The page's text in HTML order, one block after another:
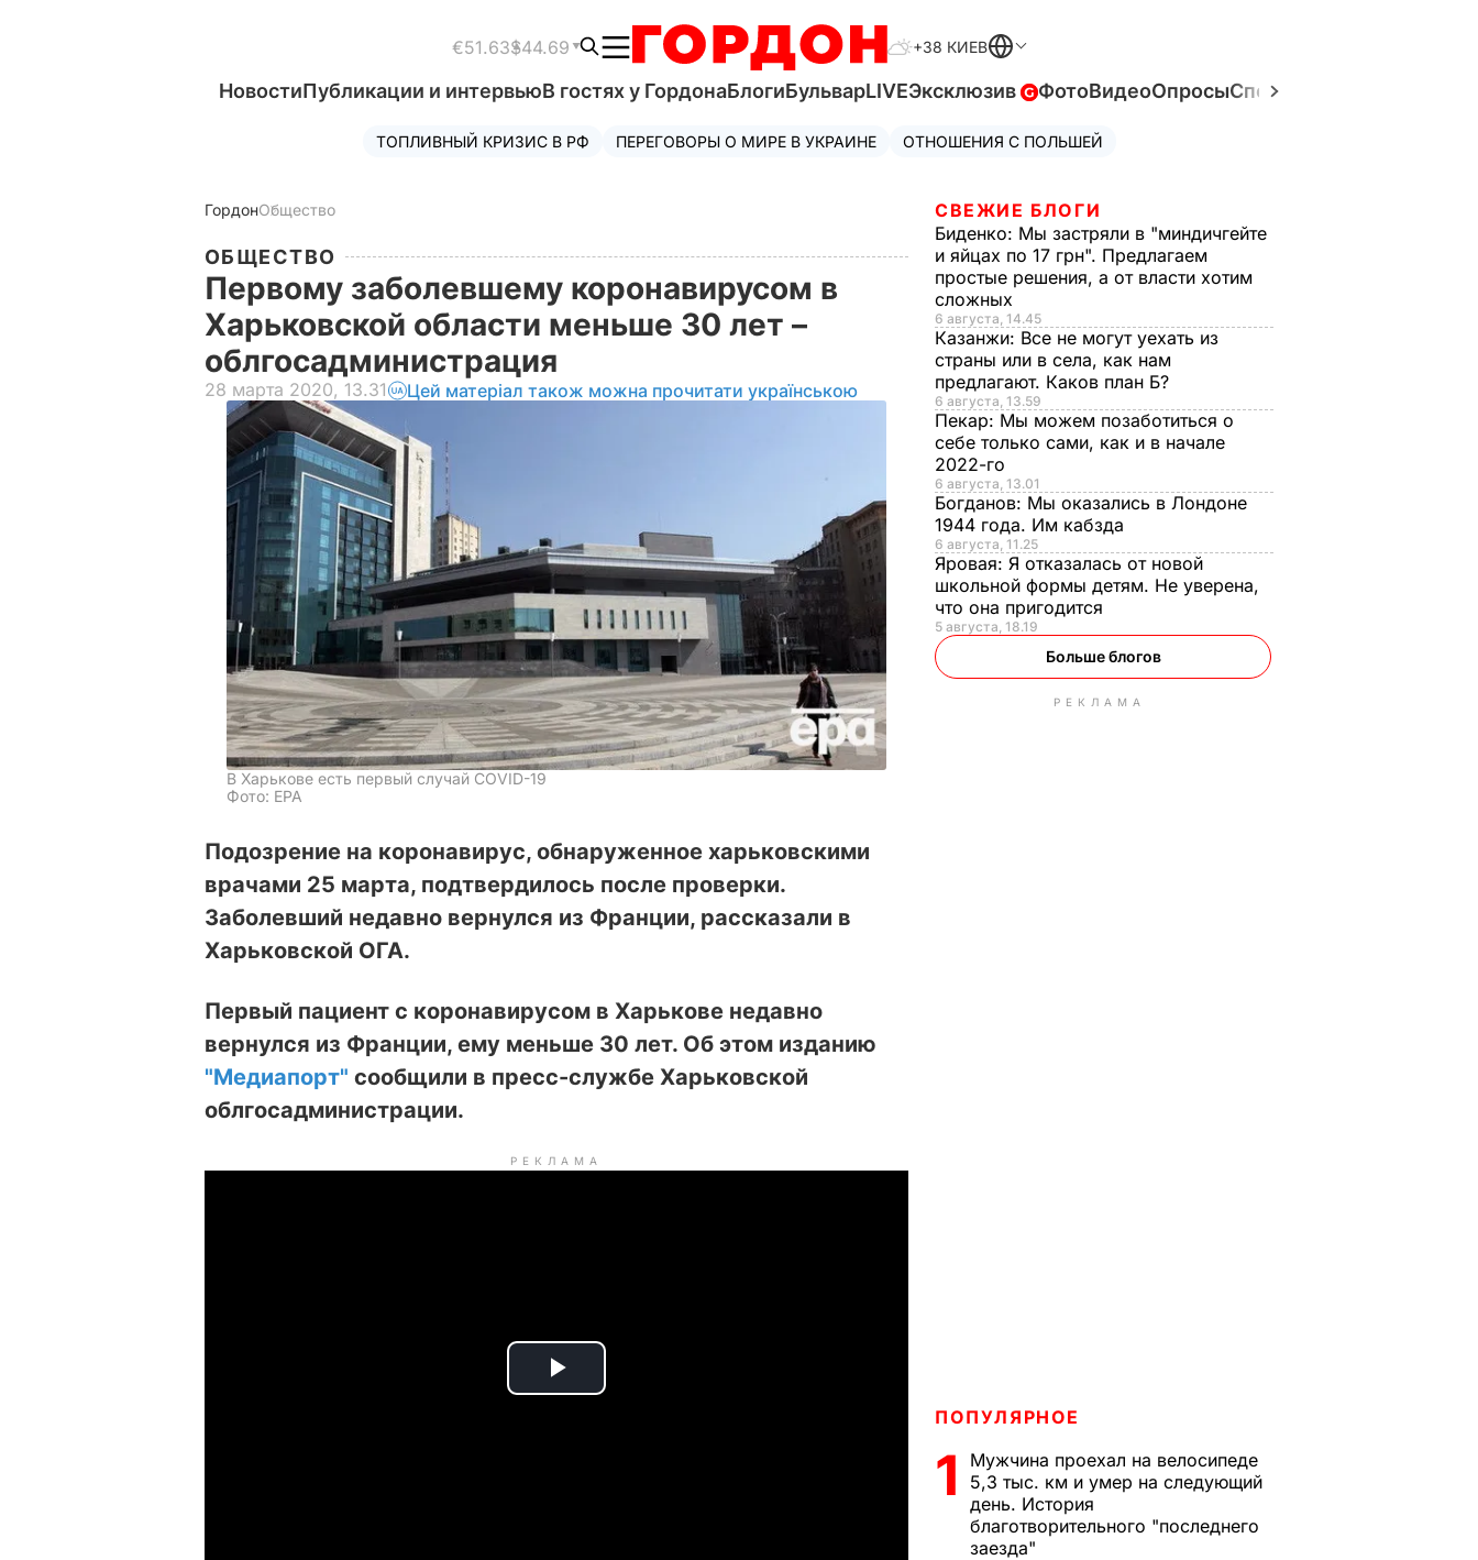
€51.63$44.69 +38 КИЕВ
НовостиПубликации и интервьюВ гостях у ГордонаБлогиБульварLIVEЭксклюзив ФотоВидеоОпросыСпецпроекты
ТОПЛИВНЫЙ КРИЗИС В РФ ПЕРЕГОВОРЫ О МИРЕ В УКРАИНЕ ОТНОШЕНИЯ С ПОЛЬШЕЙ
ГордонОбщество
ОБЩЕСТВО
Первому заболевшему коронавирусом в
Харьковской области меньше 30 лет –
облгосадминистрация
28 марта 2020, 13.31 Цей матеріал також можна прочитати українською
В Харькове есть первый случай COVID-19
Фото: ЕРА
Подозрение на коронавирус, обнаруженное харьковскими
врачами 25 марта, подтвердилось после проверки.
Заболевший недавно вернулся из Франции, рассказали в
Харьковской ОГА.
Первый пациент с коронавирусом в Харькове недавно
вернулся из Франции, ему меньше 30 лет. Об этом изданию
"Медиапорт" сообщили в пресс-службе Харьковской
облгосадминистрации.
РЕКЛАМА
P
СВЕЖИЕ БЛОГИ
Биденко: Мы застряли в "миндичгейте
и яйцах по 17 грн". Предлагаем
простые решения, а от власти хотим
сложных
6 августа, 14.45
Казанжи: Все не могут уехать из
страны или в села, как нам
предлагают. Каков план Б?
6 августа, 13.59
Пекар: Мы можем позаботиться о
себе только сами, как и в начале
2022-го
6 августа, 13.01
Богданов: Мы оказались в Лондоне
1944 года. Им кабзда
6 августа, 11.25
Яровая: Я отказалась от новой
школьной формы детям. Не уверена,
что она пригодится
5 августа, 18.19
Больше блогов
РЕКЛАМА
ПОПУЛЯРНОЕ
1
Мужчина проехал на велосипеде
5,3 тыс. км и умер на следующий
день. История
благотворительного "последнего
заезда"